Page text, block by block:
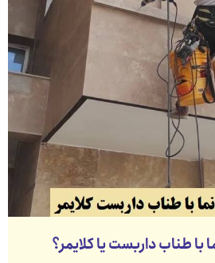
با طناب داربست یا کلایمر؟